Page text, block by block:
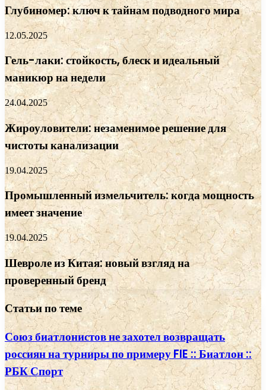
Глубиномер: ключ к тайнам подводного мира
12.05.2025
Гель-лаки: стойкость, блеск и идеальный
маникюр на недели
24.04.2025
Жироуловители: незаменимое решение для
чистоты канализации
19.04.2025
Промышленный измельчитель: когда мощность
имеет значение
19.04.2025
Шевроле из Китая: новый взгляд на
проверенный бренд
Статьи по теме
Союз биатлонистов не захотел возвращать
россиян на турниры по примеру FIE :: Биатлон ::
РБК Спорт